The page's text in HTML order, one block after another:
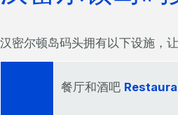
汉密尔顿岛码头拥有以下设施，让
餐厅和酒吧